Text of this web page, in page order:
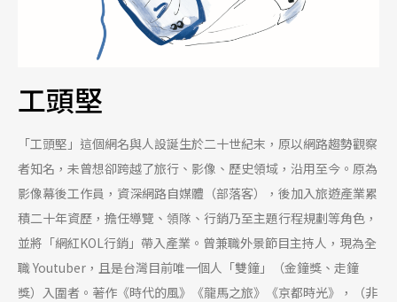
工頭堅
「工頭堅」這個網名與人設誕生於二十世紀末，原以網路趨勢觀察
者知名，未曾想卻跨越了旅行、影像、歷史領域，沿用至今。原為
影像幕後工作員，資深網路自媒體（部落客），後加入旅遊產業累
積二十年資歷，擔任導覽、領隊、行銷乃至主題行程規劃等角色，
並將「網紅KOL行銷」帶入產業。曾兼職外景節目主持人，現為全
職 Youtuber，且是台灣目前唯一個人「雙鐘」（金鐘獎、走鐘
獎）入圍者。著作《時代的風》《龍馬之旅》《京都時光》，（非